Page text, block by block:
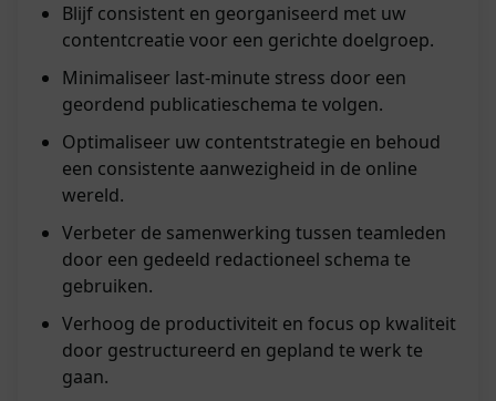
Blijf consistent en georganiseerd met uw
contentcreatie voor een gerichte doelgroep.
Minimaliseer last-minute stress door een
geordend publicatieschema te volgen.
Optimaliseer uw contentstrategie en behoud
een consistente aanwezigheid in de online
wereld.
Verbeter de samenwerking tussen teamleden
door een gedeeld redactioneel schema te
gebruiken.
Verhoog de productiviteit en focus op kwaliteit
door gestructureerd en gepland te werk te
gaan.